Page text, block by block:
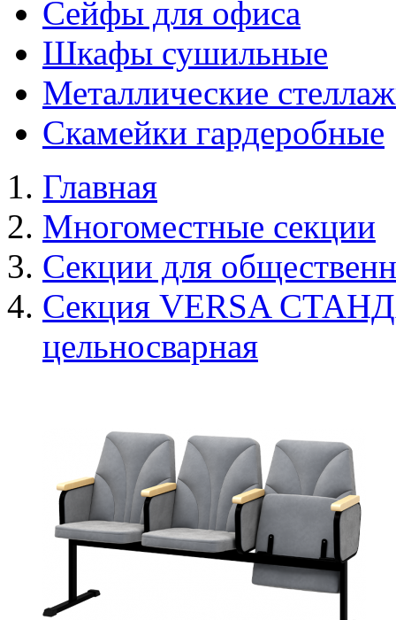
Сейфы для офиса
Шкафы сушильные
Металлические
Скамейки гардеробные
Главная
Многоместные секции
Секции для
Секция VERSA
цельносварная